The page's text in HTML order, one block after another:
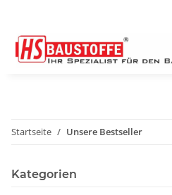
Startseite Unsere Bestseller
Kategorien